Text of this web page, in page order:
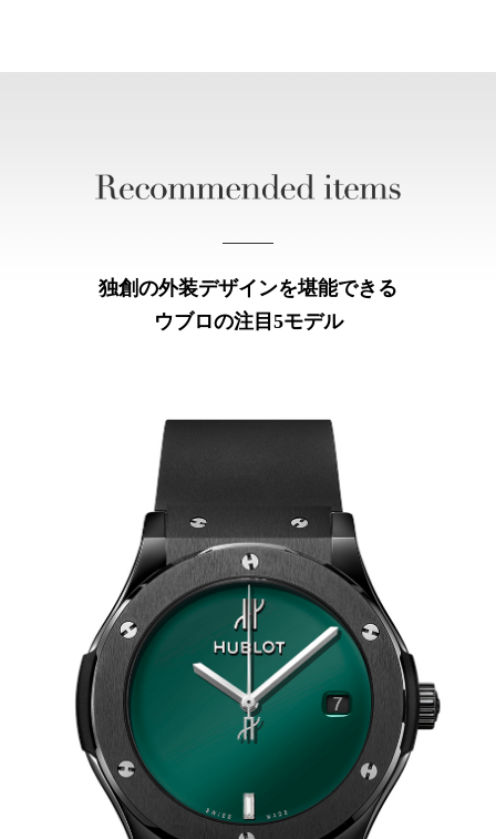
独創の外装デザインを堪能できる
ウブロの注目5モデル